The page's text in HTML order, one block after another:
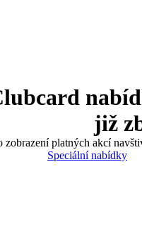
již
zobrazení platných akcí
Speciální nabídky